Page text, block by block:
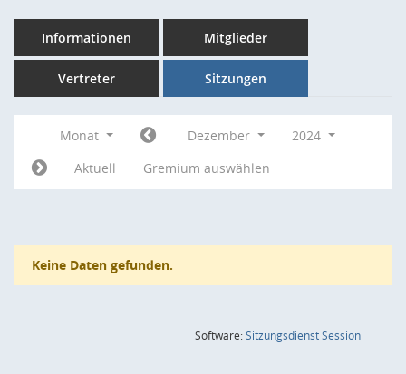
Informationen Mitglieder
Vertreter Sitzungen
Monat Dezember
2024
Aktuell
Gremium auswählen
Keine Daten gefunden.
Software:SitzungsdienstSession(Wird in